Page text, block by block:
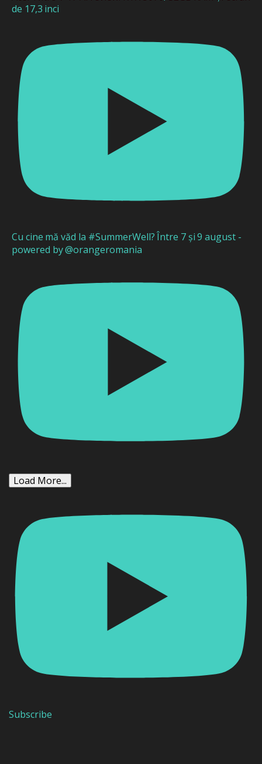
de 17,3 inci
Cu cine mă văd la #SummerWell? Între 7 și 9 august -
powered by @orangeromania
Load More...
Subscribe